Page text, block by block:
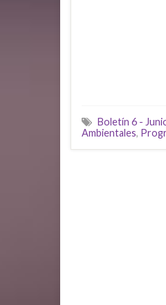
Boletín 6 -
Ambientales,